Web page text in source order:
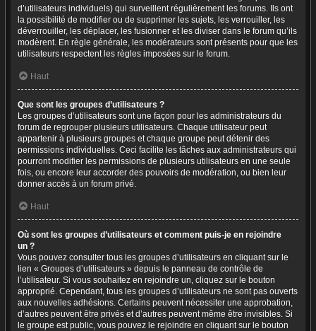
d’utilisateurs individuels) qui surveillent régulièrement les forums. Ils ont
la possibilité de modifier ou de supprimer les sujets, les verrouiller, les
déverrouiller, les déplacer, les fusionner et les diviser dans le forum qu’ils
modèrent. En règle générale, les modérateurs sont présents pour que les
utilisateurs respectent les règles imposées sur le forum.
Haut
Que sont les groupes d’utilisateurs ?
Les groupes d’utilisateurs sont une façon pour les administrateurs du
forum de regrouper plusieurs utilisateurs. Chaque utilisateur peut
appartenir à plusieurs groupes et chaque groupe peut détenir des
permissions individuelles. Ceci facilite les tâches aux administrateurs qui
pourront modifier les permissions de plusieurs utilisateurs en une seule
fois, ou encore leur accorder des pouvoirs de modération, ou bien leur
donner accès à un forum privé.
Haut
Où sont les groupes d’utilisateurs et comment puis-je en rejoindre
un ?
Vous pouvez consulter tous les groupes d’utilisateurs en cliquant sur le
lien « Groupes d’utilisateurs » depuis le panneau de contrôle de
l’utilisateur. Si vous souhaitez en rejoindre un, cliquez sur le bouton
approprié. Cependant, tous les groupes d’utilisateurs ne sont pas ouverts
aux nouvelles adhésions. Certains peuvent nécessiter une approbation,
d’autres peuvent être privés et d’autres peuvent même être invisibles. Si
le groupe est public, vous pouvez le rejoindre en cliquant sur le bouton